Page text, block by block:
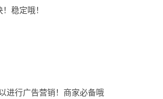
稳定哦！
进行广告营销！商家必备哦